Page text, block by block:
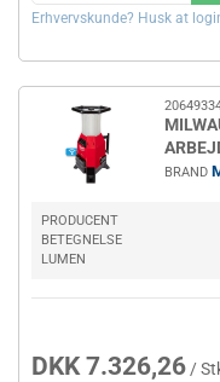
Erhvervskunde? Husk at
BRAND
PRODUCENT
BETEGNELSE
LUMEN
DKK 7.326,26 /